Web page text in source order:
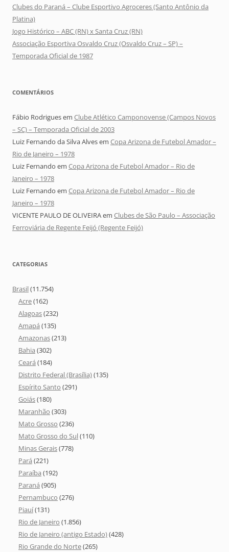
Clubes do Paraná – Clube Esportivo Agroceres (Santo Antônio da
Platina)
Jogo Histórico – ABC (RN) x Santa Cruz (RN)
Associação Esportiva Osvaldo Cruz (Osvaldo Cruz – SP) –
Temporada Oficial de 1987
COMENTÁRIOS
Fábio Rodriguesem Clube Atlético Camponovense (Campos Novos
– SC) – Temporada Oficial de 2003
Luiz Fernando da Silva Alvesem Copa Arizona de Futebol Amador –
Rio de Janeiro – 1978
Luiz Fernando em Copa Arizona de Futebol Amador – Rio de
Janeiro – 1978
Luiz Fernando em Copa Arizona de Futebol Amador – Rio de
Janeiro – 1978
VICENTE PAULO DE OLIVEIRAem Clubes de São Paulo – Associação
Ferroviária de Regente Feijó (Regente Feijó)
CATEGORIAS
Brasil(11.754)
Acre(162)
Alagoas(232)
Amapá (135)
Amazonas(213)
Bahia (302)
Ceará (184)
Distrito Federal (Brasília)(135)
Espírito Santo (291)
Goiás(180)
Maranhão (303)
Mato Grosso (236)
Mato Grosso do Sul(110)
Minas Gerais(778)
Pará (221)
Paraíba (192)
Paraná (905)
Pernambuco (276)
Piauí(131)
Rio de Janeiro (1.856)
Rio de Janeiro (antigo Estado)(428)
Rio Grande do Norte(265)